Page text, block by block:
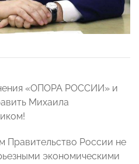
«ОПОРА РОССИИ» и
Михаила
Правительство России не
экономическими